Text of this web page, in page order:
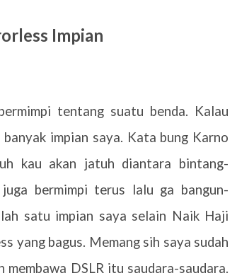
Impian
tentang suatu benda. Kalau
impian saya. Kata bung Karno
kau akan jatuh diantara bintang-
bermimpi terus lalu ga bangun-
satu impian saya selain Naik Haji
yang bagus. Memang sih saya sudah
membawa DSLR itu saudara-saudara.